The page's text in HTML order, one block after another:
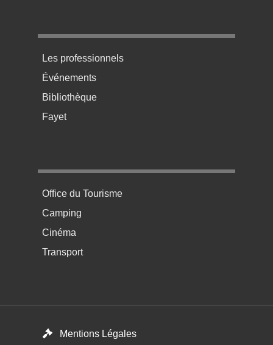
Menu pratique bas de page 3
Les professionnels
Événements
Bibliothèque
Fayet
Menu pratique bas de page 4
Office du Tourisme
Camping
Cinéma
Transport
Mentions Légales